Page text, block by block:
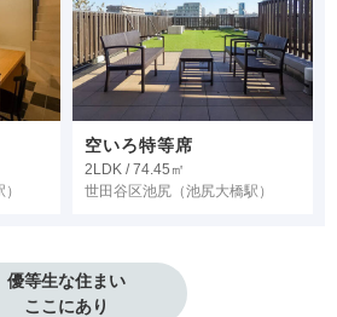
空いろ特等席
2LDK / 74.45㎡
世田谷区池尻 （池尻大橋駅）
優等生な住まい
ここにあり